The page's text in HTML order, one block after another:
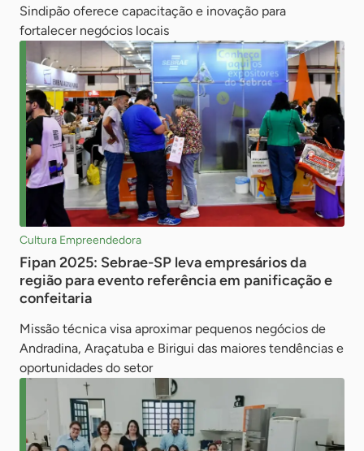
Sindipão oferece capacitação e inovação para
fortalecer negócios locais
Cultura Empreendedora
Fipan 2025: Sebrae-SP leva empresários da
região para evento referência em panificação e
confeitaria
Missão técnica visa aproximar pequenos negócios de
Andradina, Araçatuba e Birigui das maiores tendências e
oportunidades do setor